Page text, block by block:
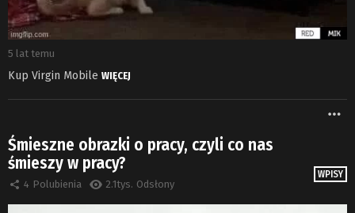
5 lat temu
Kup Virgin Mobile WIĘCEJ
WPISY
Śmieszne obrazki o pracy, czyli co nas
śmieszy w pracy?
4 Polubienia 2.1tys. Odsłony